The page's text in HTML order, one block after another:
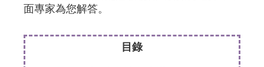
面專家為您解答。
目錄